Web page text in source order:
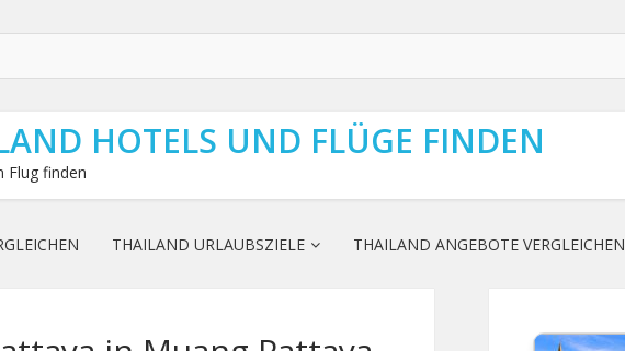
HOTELS UND FLÜGE FINDEN
Flug finden
THAILAND URLAUBSZIELE THAILAND ANGEBOTE VERGLEICHEN